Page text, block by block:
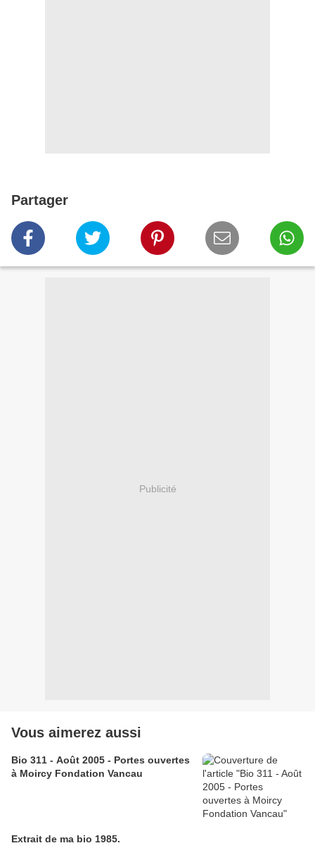
Partager
Publicité
Vous aimerez aussi
Bio 311 - Août 2005 - Portes ouvertes
à Moircy Fondation Vancau
Extrait de ma bio 1985.